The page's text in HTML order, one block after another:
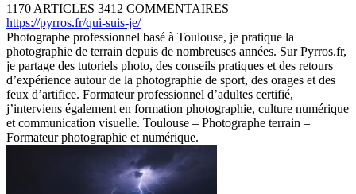
1170 ARTICLES 3412 COMMENTAIRES
https://pyrros.fr/qui-suis-je/
Photographe professionnel basé à Toulouse, je pratique la
photographie de terrain depuis de nombreuses années. Sur Pyrros.fr,
je partage des tutoriels photo, des conseils pratiques et des retours
d’expérience autour de la photographie de sport, des orages et des
feux d’artifice. Formateur professionnel d’adultes certifié,
j’interviens également en formation photographie, culture numérique
et communication visuelle. Toulouse – Photographe terrain –
Formateur photographie et numérique.